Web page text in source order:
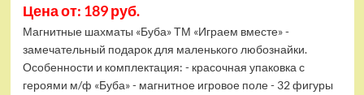
Цена от: 189 руб.
Магнитные шахматы «Буба» ТМ «Играем вместе» -
замечательный подарок для маленького любознайки.
Особенности и комплектация: - красочная упаковка с
героями м/ф «Буба» - магнитное игровое поле - 32 фигуры